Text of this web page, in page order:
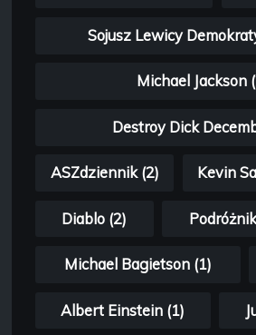
Sojusz Lewicy
Michael Jackson
Destroy Dick
ASZdziennik (2) Kevin
Diablo (2)
Michael Bagietson (1)
Albert Einstein (1)